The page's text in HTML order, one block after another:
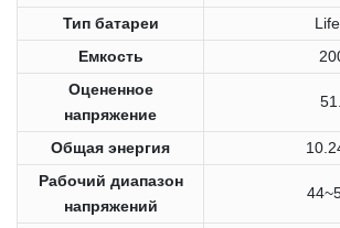
Тип батареи
Емкость
Оцененное
напряжение
Общая энергия
Рабочий диапазон
напряжений